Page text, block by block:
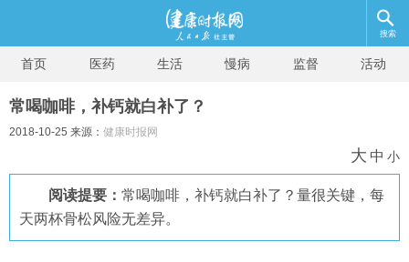
搜索
首页 医药 生活 慢病 监督 活动
常喝咖啡，补钙就白补了？
2018-10-25 来源： 健康时报网
大 中 小
阅读提要： 常喝咖啡，补钙就白补了？量很关键，每
天两杯骨松风险无差异。